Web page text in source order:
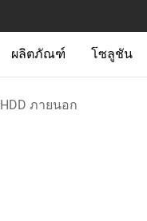
ผลิตภัณฑ์ โซลูชัน
HDD ภายนอก